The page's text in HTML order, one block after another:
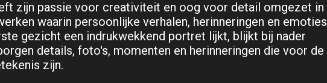
zijn passie voor creativiteit en oog voor detail omgezet in
waarin persoonlijke verhalen, herinneringen en emoties
gezicht een indrukwekkend portret lijkt, blijkt bij nader
details, foto's, momenten en herinneringen die voor de
zijn.